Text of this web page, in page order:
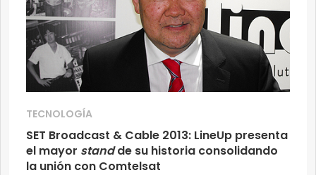
TECNOLOGÍA
SET Broadcast & Cable 2013: LineUp presenta
el mayor standde su historia consolidando
la unión con Comtelsat